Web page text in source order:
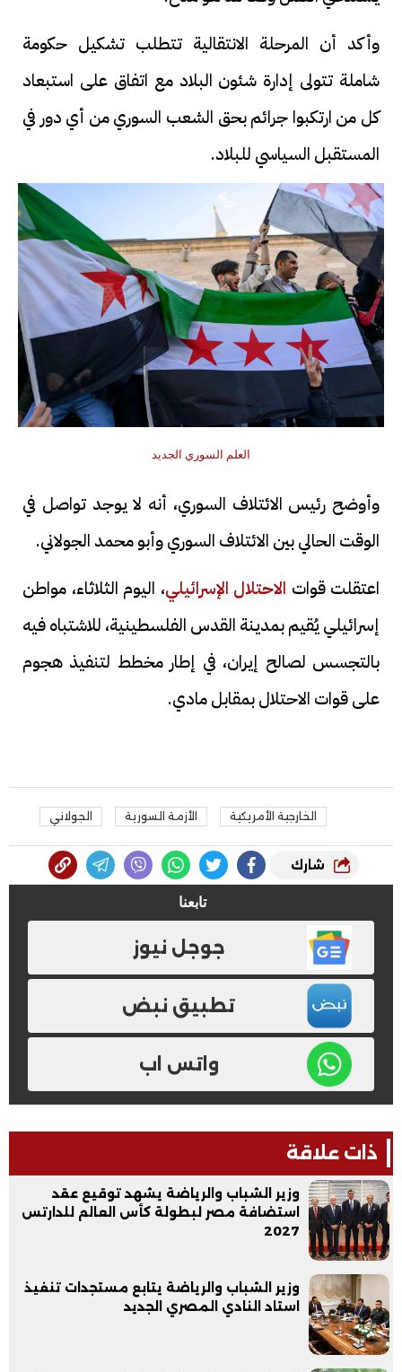
وأكد أن المرحلة الانتقالية تتطلب تشكيل حكومة
شاملة تتولى إدارة شئون البلاد مع اتفاق على استبعاد
كل من ارتكبوا جرائم بحق الشعب السوري من أي دور في
المستقبل السياسي للبلاد.
العلم السوري الجديد
وأوضح رئيس الائتلاف السوري، أنه لا يوجد تواصل في
الوقت الحالي بين الائتلاف السوري وأبو محمد الجولاني.
اعتقلت قوات الاحتلال الإسرائيلي، اليوم الثلاثاء، مواطن
إسرائيلي يُقيم بمدينة القدس الفلسطينية، للاشتباه فيه
بالتجسس لصالح إيران، في إطار مخطط لتنفيذ هجوم
على قوات الاحتلال بمقابل مادي.
الخارجية الأمريكية الأزمة السورية الجولاني
شارك
تابعنا
جوجل نيوز
تطبيق نبض
واتس اب
ذات علاقة
وزير الشباب والرياضة يشهد توقيع عقد
استضافة مصر لبطولة كأس العالم للدارتس
2027
وزير الشباب والرياضة يتابع مستجدات تنفيذ
استاد النادي المصري الجديد